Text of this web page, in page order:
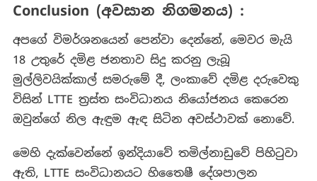
Conclusion (අවසාන නිගමනය) :
අප‌ගේ විමර්ශනයෙන් පෙන්වා දෙන්නේ, මෙවර මැයි
18 උතුරේ දමිළ ජනතාව සිදු කරනු ලැබූ
මුල්ලිවයික්කාල් සමරුමේ දී, ලංකාවේ දමිළ දරුවෙකු
විසින් LTTE ත්‍රස්ත සංවිධානය නියෝජනය කෙරෙන
ඔවුන්ගේ නිල ඇඳුම ඇඳ සිටින අවස්ථාවක් නොවේ.
මෙහි දැක්වෙන්නේ ඉන්දියාවේ තමිල්නාඩුවේ පිහිටුවා
ඇති, LTTE සංවිධානයට හිතෛෂී දේශපාලන